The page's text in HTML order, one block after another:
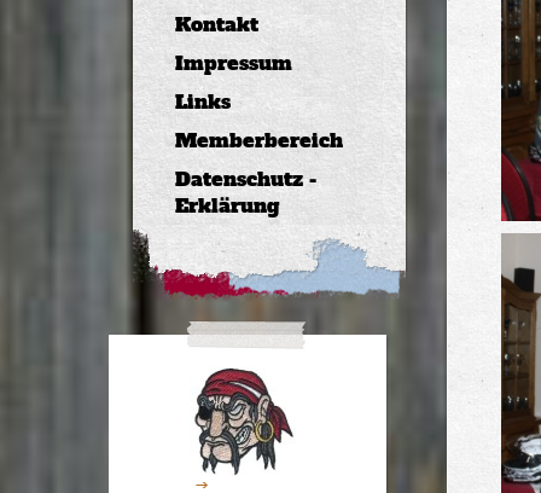
Kontakt
Impressum
Links
Memberbereich
Datenschutz -
Erklärung